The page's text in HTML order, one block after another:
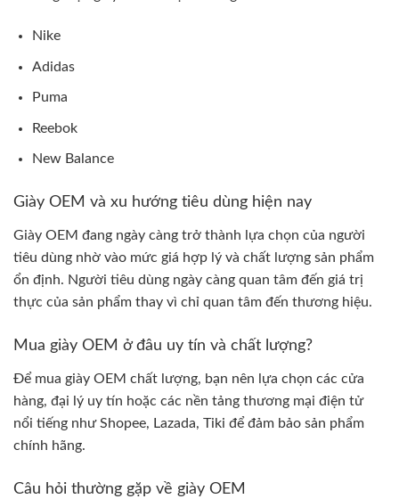
Nike
Adidas
Puma
Reebok
New Balance
Giày OEM và xu hướng tiêu dùng hiện nay
Giày OEM đang ngày càng trở thành lựa chọn của người
tiêu dùng nhờ vào mức giá hợp lý và chất lượng sản phẩm
ổn định. Người tiêu dùng ngày càng quan tâm đến giá trị
thực của sản phẩm thay vì chỉ quan tâm đến thương hiệu.
Mua giày OEM ở đâu uy tín và chất lượng?
Để mua giày OEM chất lượng, bạn nên lựa chọn các cửa
hàng, đại lý uy tín hoặc các nền tảng thương mại điện tử
nổi tiếng như Shopee, Lazada, Tiki để đảm bảo sản phẩm
chính hãng.
Câu hỏi thường gặp về giày OEM